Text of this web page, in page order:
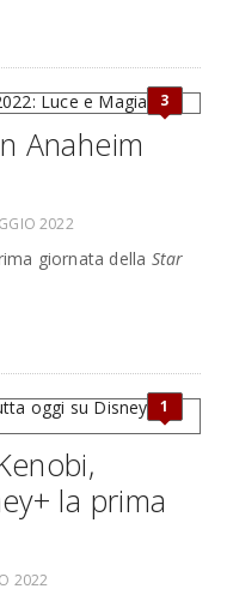
3
Anaheim
2022
giornata della​ Star
1
la prima
2022